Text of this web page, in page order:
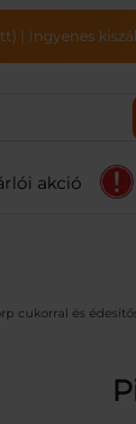
| Ingyenes
akció
cukorral és